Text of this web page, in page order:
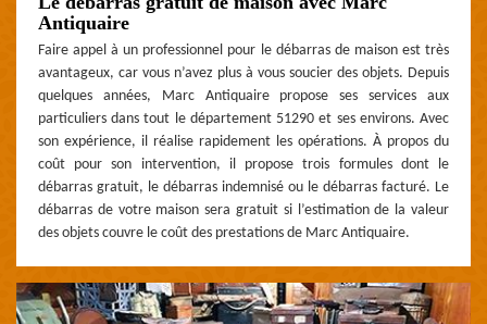
Antiquaire
Faire appel à un professionnel pour le débarras de maison est très
avantageux, car vous n’avez plus à vous soucier des objets. Depuis
quelques années, Marc Antiquaire propose ses services aux
particuliers dans tout le département 51290 et ses environs. Avec
son expérience, il réalise rapidement les opérations. À propos du
coût pour son intervention, il propose trois formules dont le
débarras gratuit, le débarras indemnisé ou le débarras facturé. Le
débarras de votre maison sera gratuit si l’estimation de la valeur
des objets couvre le coût des prestations de Marc Antiquaire.